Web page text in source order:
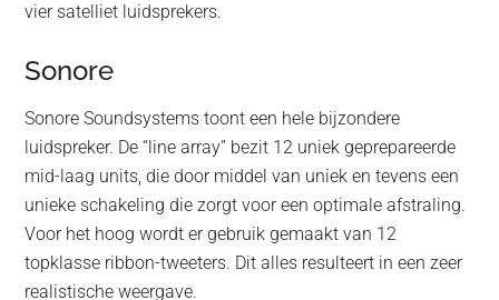
vier satelliet luidsprekers.
Sonore
Sonore Soundsystems toont een hele bijzondere
luidspreker. De “line array” bezit 12 uniek geprepareerde
mid-laag units, die door middel van uniek en tevens een
unieke schakeling die zorgt voor een optimale afstraling.
Voor het hoog wordt er gebruik gemaakt van 12
topklasse ribbon-tweeters. Dit alles resulteert in een zeer
realistische weergave.